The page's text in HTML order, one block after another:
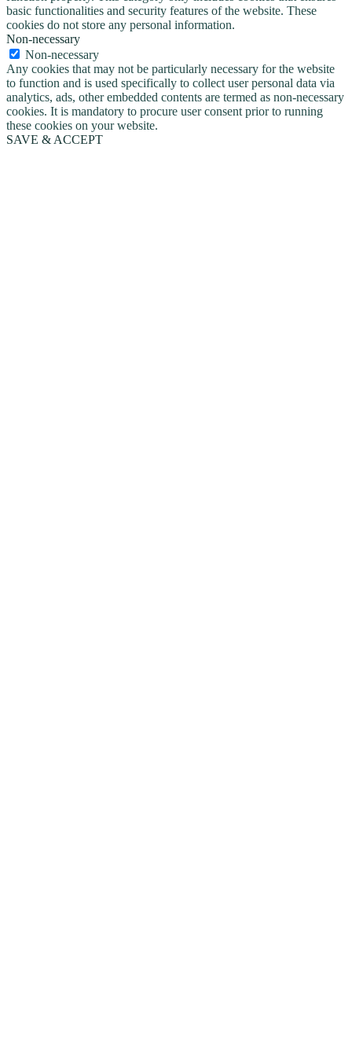
basic functionalities and security features of the website. These
cookies do not store any personal information.
Non-necessary
Non-necessary
Any cookies that may not be particularly necessary for the website
to function and is used specifically to collect user personal data via
analytics, ads, other embedded contents are termed as non-necessary
cookies. It is mandatory to procure user consent prior to running
these cookies on your website.
SAVE & ACCEPT